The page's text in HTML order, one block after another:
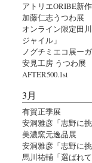
アトリエORIBE新
加藤仁志うつわ展
オンライン限定田
ジャイル」
ノグチミエコ展ー
安見工房 うつわ展
AFTER500.1st
3月
有賀正季展
安洞雅彦「志野に挑
美濃窯元逸品展
安洞雅彦「志野に挑
馬川祐輔「選ばれ